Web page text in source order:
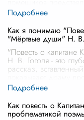
Как я понимаю
"Мёртвые души" Н. В.
"Повесть о
Н. В. Гоголя - это
рассказ,
Как повесть о
проблематикой